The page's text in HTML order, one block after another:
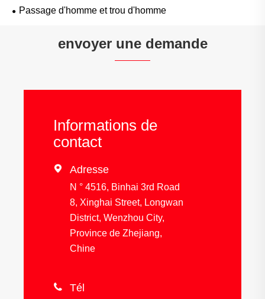
Passage d'homme et trou d'homme
envoyer une demande
Informations de
contact
 Adresse
N ° 4516, Binhai 3rd Road
8, Xinghai Street, Longwan
District, Wenzhou City,
Province de Zhejiang,
Chine
 Tél